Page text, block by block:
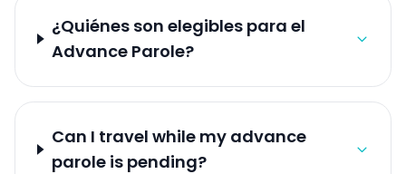
¿Quiénes son elegibles para el
Advance Parole?
Can I travel while my advance
parole is pending?